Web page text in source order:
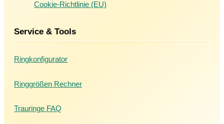
Cookie-Richtlinie (EU)
Service & Tools
Ringkonfigurator
Ringgrößen Rechner
Trauringe FAQ